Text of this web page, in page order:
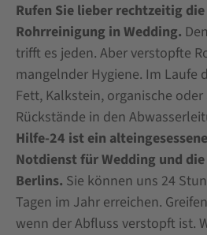
Rufen Sie lieber rechtzeitig
Rohrreinigung in Wedding.
trifft es jeden. Aber verstopfte
mangelnder Hygiene. Im Laufe
Fett, Kalkstein, organische
Rückstände in den
Hilfe-24 ist ein
Notdienst für Wedding und
Berlins. Sie können uns 24
Tagen im Jahr erreichen.
wenn der Abfluss verstopft ist.